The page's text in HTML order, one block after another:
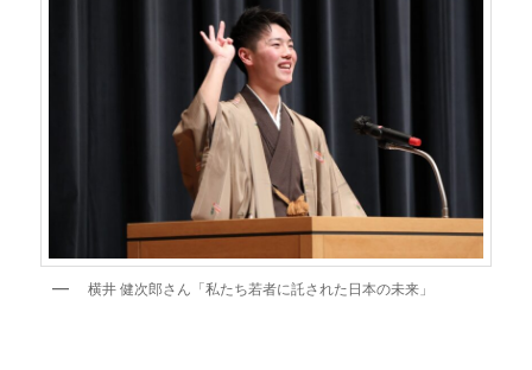
横井 健次郎さん「私たち若者に託された日本の未来」